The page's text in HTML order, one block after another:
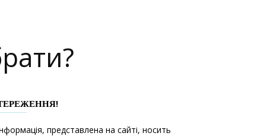
представлена на сайті, носить